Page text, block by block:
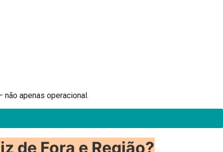
apenas operacional.
de Fora e Região?